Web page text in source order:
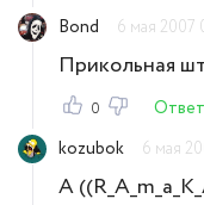
Bond
6 мая 2007
Прикольная
0
kozubok
6 мая
А